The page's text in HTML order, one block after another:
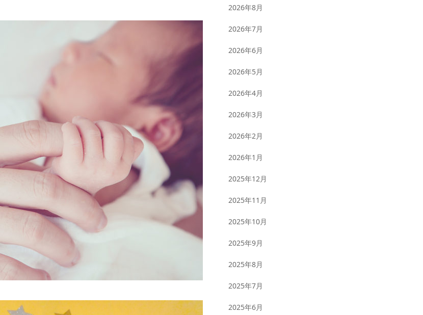
2026年8月
2026年7月
2026年6月
2026年5月
2026年4月
2026年3月
2026年2月
2026年1月
2025年12月
2025年11月
2025年10月
2025年9月
2025年8月
2025年7月
2025年6月